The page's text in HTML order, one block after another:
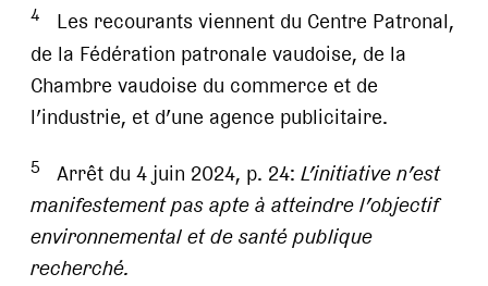
4
Les recourants viennent du Centre Patronal,
de la Fédération patronale vaudoise, de la
Chambre vaudoise du commerce et de
l’industrie, et d’une agence publicitaire.
5Arrêt du 4 juin 2024, p. 24: L’initiative n’est
manifestement pas apte à atteindre l’objectif
environnemental et de santé publique
recherché.